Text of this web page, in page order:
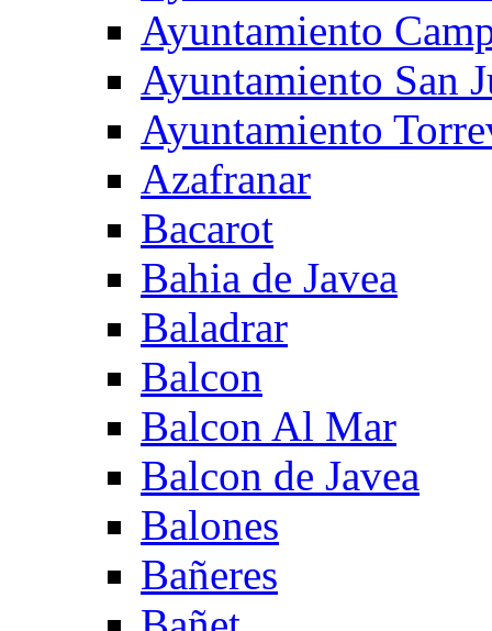
Ayuntamiento
Ayuntamiento San
Ayuntamiento
Azafranar
Bacarot
Bahia de Javea
Baladrar
Balcon
Balcon Al Mar
Balcon de Javea
Balones
Bañeres